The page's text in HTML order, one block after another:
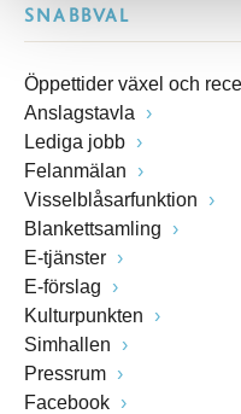
SNABBVAL
Öppettider växel och
Anslagstavla
Lediga jobb
Felanmälan
Visselblåsarfunktion
Blankettsamling
E-tjänster
E-förslag
Kulturpunkten
Simhallen
Pressrum
Facebook